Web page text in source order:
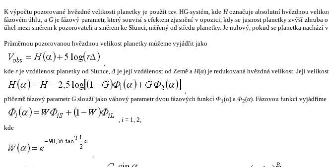
K výpočtu pozorované hvězdné velikosti planetky je použit tzv. HG-systém, kde Hoznačuje absolutní hvězdnou
fázovém úhlu, a Gje fázový parametr, který souvisí s efektem zjasnění v opozici, kdy se jasnost planetky zvýší zhruba
úhel mezi směrem k pozorovateli a směrem ke Slunci, měřený od středu planetky. Je nulový, pokud se planetka nachází
Průměrnou pozorovanou hvězdnou velikost planetky můžeme vyjádřit jako
,
kde r je vzdálenost planetky od Slunce,Δ je její vzdálenost od Země a H(α) je redukovaná hvězdná velikost. Její
,
přičemž fázový parametrG slouží jako váhový parametr dvou fázových funkcí Φ1(α) a Φ2(α). Fázovou funkci vyjádříme
, i = 1, 2,
kde
,